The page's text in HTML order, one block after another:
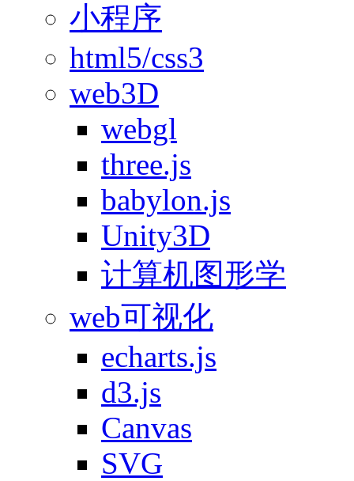
小程序
html5/css3
web3D
webgl
three.js
babylon.js
Unity3D
计算机图形学
web可视化
echarts.js
d3.js
Canvas
SVG